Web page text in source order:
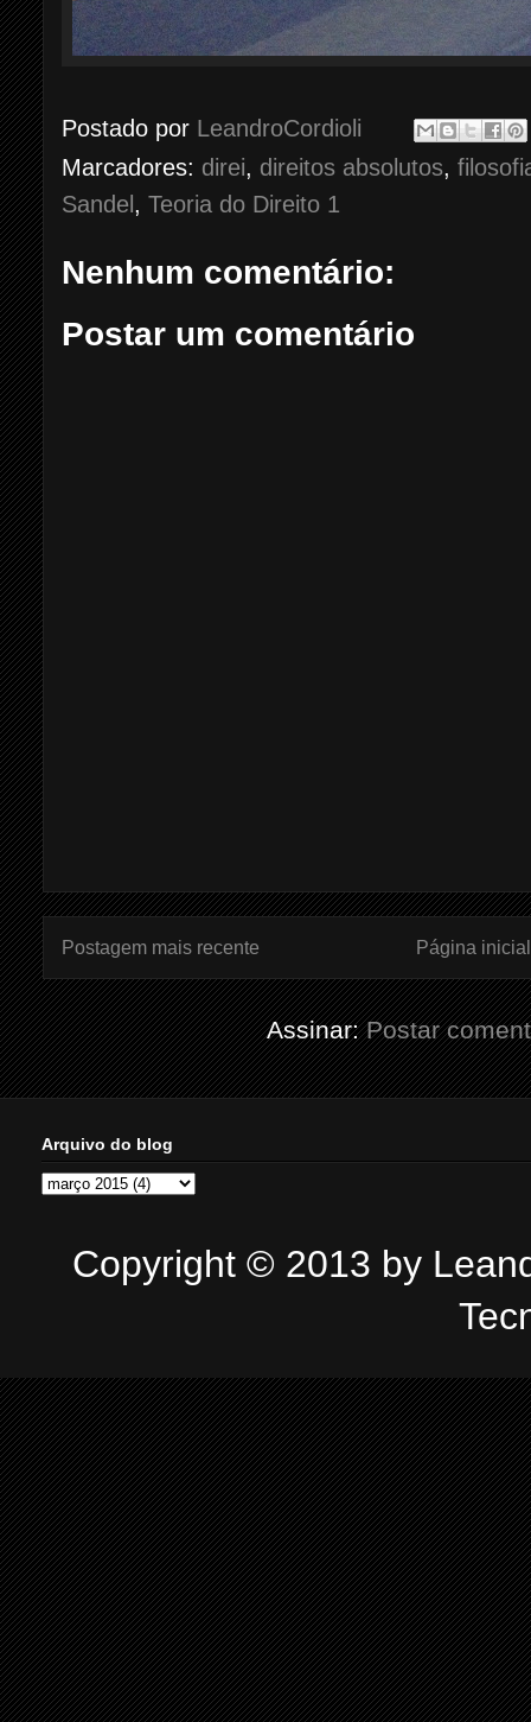
Postado por LeandroCordioli
Marcadores: direi, direitos absolutos,
Sandel , Teoria do Direito 1
Nenhum comentário:
Postar um comentário
Postagem mais recente Página inicial
Assinar:Postar
Arquivo do blog
Copyright © 2013 by